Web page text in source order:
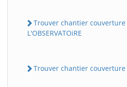
Trouver chantier couverture
L'OBSERVATOiRE
Trouver chantier couverture